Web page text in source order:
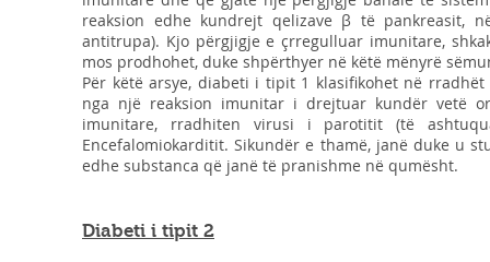
reaksion edhe kundrejt qelizave β të pankreasit,
antitrupa). Kjo përgjigje e çrregulluar imunitare,
mos prodhohet, duke shpërthyer në këtë mënyrë
Për këtë arsye, diabeti i tipit 1 klasifikohet në
nga një reaksion imunitar i drejtuar kundër vetë
imunitare, rradhiten virusi i parotitit (të
Encefalomiokarditit. Sikundër e thamë, janë duke u
edhe substanca që janë të pranishme në qumësht.
Diabeti i tipit 2